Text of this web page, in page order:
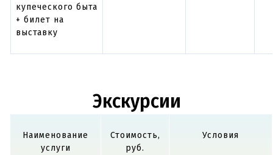
купеческого быта
+ билет на
выставку
Экскурсии
Наименование
услуги
Стоимость,
руб.
Условия